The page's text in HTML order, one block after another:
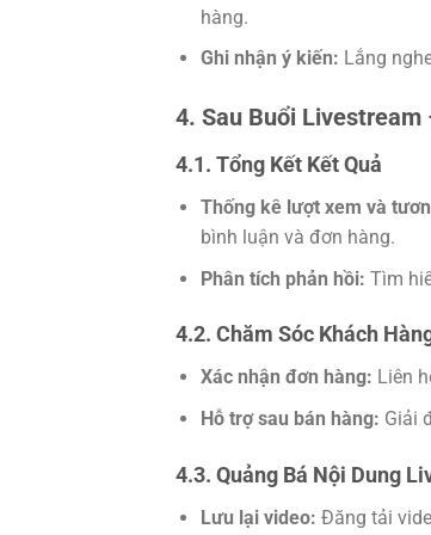
hàng.
Ghi nhận ý kiến: Lắng
4. Sau Buổi
4.1. Tổng Kết Kết Quả
Thống kê lượt xem và
bình luận và đơn hàng.
Phân tích phản hồi: Tìm
4.2. Chăm Sóc Khách
Xác nhận đơn hàng: Liên
Hỗ trợ sau bán hàng: Giải
4.3. Quảng Bá Nội Dung
Lưu lại video: Đăng tải